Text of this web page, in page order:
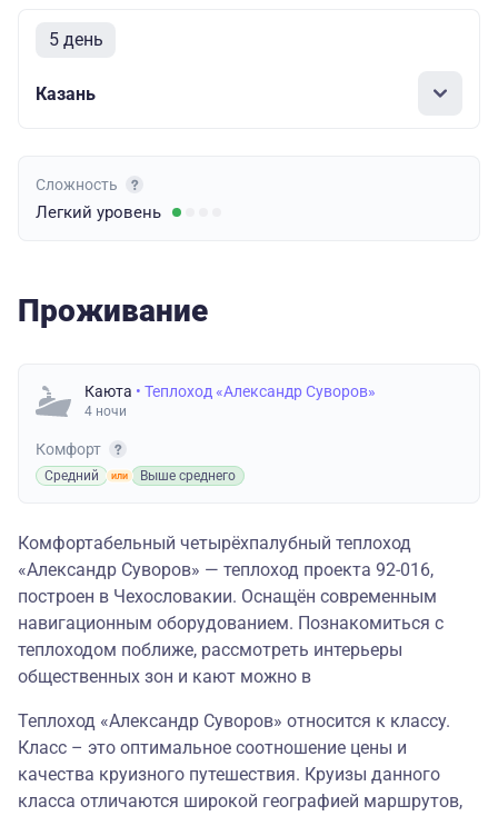
5 день
Казань
Сложность
Легкий уровень
Проживание
Каюта • Теплоход «Александр Суворов»
4 ночи
Комфорт
Средний Выше среднего
Комфортабельный четырёхпалубный теплоход
«Александр Суворов» — теплоход проекта 92-016,
построен в Чехословакии. Оснащён современным
навигационным оборудованием. Познакомиться с
теплоходом поближе, рассмотреть интерьеры
общественных зон и кают можно в
Теплоход «Александр Суворов» относится к классу.
Класс – это оптимальное соотношение цены и
качества круизного путешествия. Круизы данного
класса отличаются широкой географией маршрутов,